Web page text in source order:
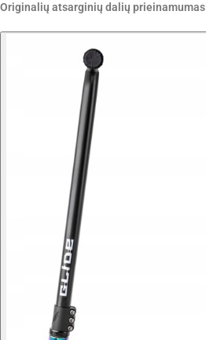
Originalių atsarginių dalių prieinamumas